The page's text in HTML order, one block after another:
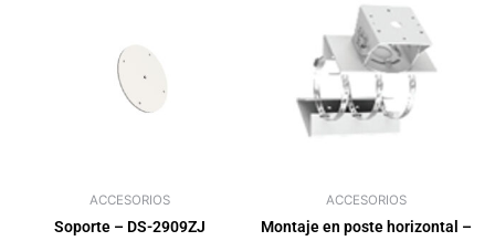
ACCESORIOS
Soporte – DS-2909ZJ
ACCESORIOS
Montaje en poste horizontal –